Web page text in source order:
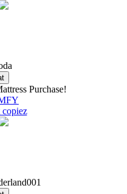
Purchase!